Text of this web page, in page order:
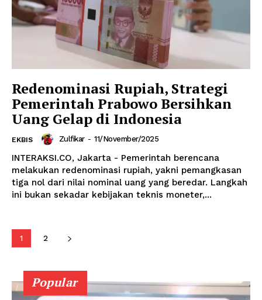
Redenominasi Rupiah, Strategi
Pemerintah Prabowo Bersihkan
Uang Gelap di Indonesia
EKBIS Zulfikar - 11/November/2025
INTERAKSI.CO, Jakarta - Pemerintah berencana
melakukan redenominasi rupiah, yakni pemangkasan
tiga nol dari nilai nominal uang yang beredar. Langkah
ini bukan sekadar kebijakan teknis moneter,...
1 2
Popular